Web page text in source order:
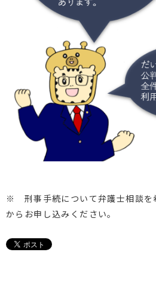
※ 刑事手続について弁護士相談を
からお申し込みください。